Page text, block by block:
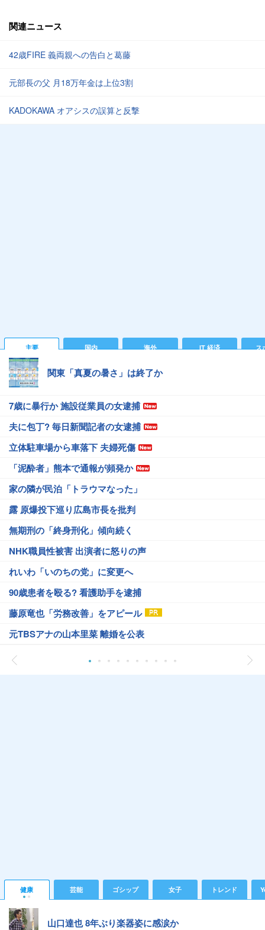
関連ニュース
42歳FIRE 義両親への告白と葛藤
元部長の父 月18万年金は上位3割
KADOKAWA オアシスの誤算と反撃
主要 国内 海外 IT 経済 ス
関東「真夏の暑さ」は終了か
7歳に暴行か 施設従業員の女逮捕
夫に包丁? 毎日新聞記者の女逮捕
立体駐車場から車落下 夫婦死傷
「泥酔者」熊本で通報が頻発か
家の隣が民泊「トラウマなった」
露 原爆投下巡り広島市長を批判
無期刑の「終身刑化」傾向続く
NHK職員性被害 出演者に怒りの声
れいわ「いのちの党」に変更へ
90歳患者を殴る? 看護助手を逮捕
藤原竜也「労務改善」をアピール
元TBSアナの山本里菜 離婚を公表
健康 芸能 ゴシップ 女子 トレンド
山口達也 8年ぶり楽器姿に感涙か